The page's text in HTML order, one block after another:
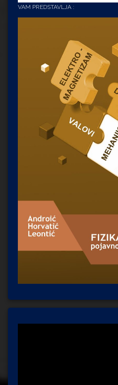
VAM PREDSTAVLJA :